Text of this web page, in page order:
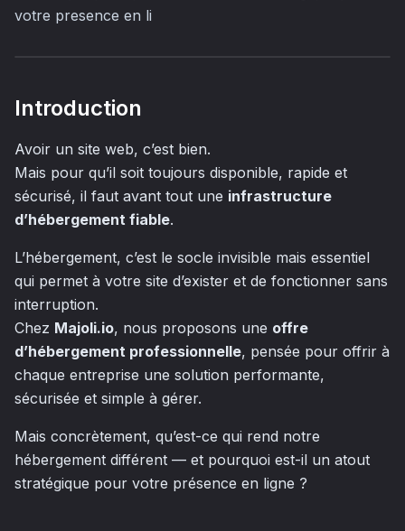
votre presence en li
Introduction
Avoir un site web, c’est bien.
Mais pour qu’il soit toujours disponible, rapide et
sécurisé, il faut avant tout une infrastructure
d’hébergement fiable.
L’hébergement, c’est le socle invisible mais essentiel
qui permet à votre site d’exister et de fonctionner sans
interruption.
Chez Majoli.io, nous proposons une offre
d’hébergement professionnelle, pensée pour offrir à
chaque entreprise une solution performante,
sécurisée et simple à gérer.
Mais concrètement, qu’est-ce qui rend notre
hébergement différent — et pourquoi est-il un atout
stratégique pour votre présence en ligne ?